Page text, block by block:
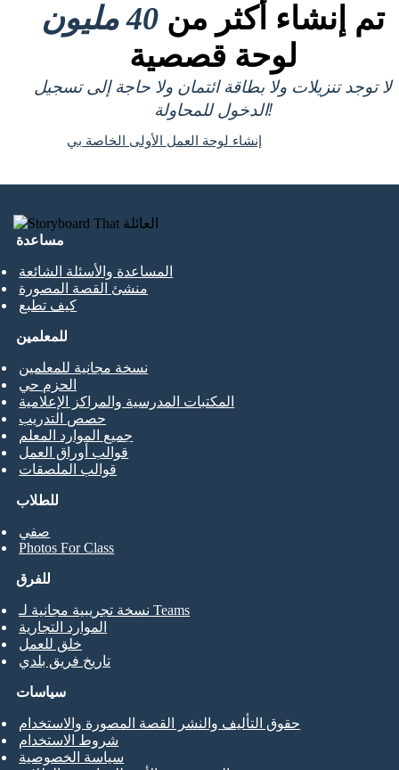
تم إنشاء أكثر من 40 مليون
لوحة قصصية
لا توجد تنزيلات ولا بطاقة ائتمان ولا حاجة إلى تسجيل
الدخول للمحاولة!
إنشاء لوحة العمل الأولى الخاصة بي
مساعدة
المساعدة والأسئلة الشائعة
منشئ القصة المصورة
كيف تطبع
للطلاب
صفي
Photos For Class
للمعلمين
نسخة مجانية للمعلمين
الحزم حي
المكتبات المدرسية والمراكز الإعلامية
حصص التدريب
جميع الموارد المعلم
قوالب أوراق العمل
قوالب الملصقات
للفرق
نسخة تجريبية مجانية لـ Teams
الموارد التجارية
خلق للعمل
تاريخ فريق بلدي
سياسات
حقوق التأليف والنشر القصة المصورة والاستخدام
شروط الاستخدام
سياسة الخصوصية